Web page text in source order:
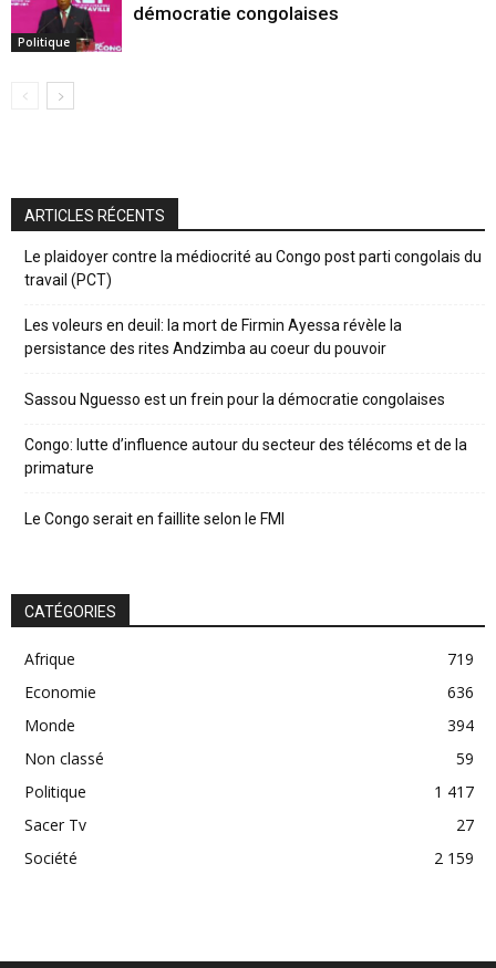
Politique
démocratie congolaises
ARTICLES RÉCENTS
Le plaidoyer contre la médiocrité au Congo post parti congolais du
travail (PCT)
Les voleurs en deuil: la mort de Firmin Ayessa révèle la
persistance des rites Andzimba au coeur du pouvoir
Sassou Nguesso est un frein pour la démocratie congolaises
Congo: lutte d’influence autour du secteur des télécoms et de la
primature
Le Congo serait en faillite selon le FMI
CATÉGORIES
Afrique
719
Economie
636
Monde
394
Non classé
59
Politique
1 417
Sacer Tv
27
Société
2 159